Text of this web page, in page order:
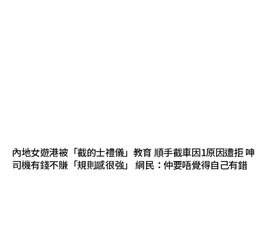
內地女遊港被「截的士禮儀」教育 順手截車因1原因遭拒 呻
司機有錢不賺「規則感很強」 網民：仲要唔覺得自己有錯